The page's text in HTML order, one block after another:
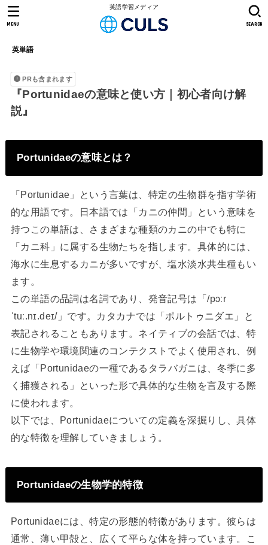
英語学習メディア
英単語
SEARCH
MENU
PRも含まれます
『Portunidaeの意味と使い方｜初心者向け解
説』
Portunidaeの意味とは？
「Portunidae」という言葉は、特定の生物群を指す学術
的な用語です。日本語では「カニの仲間」という意味を
持つこの単語は、さまざまな種類のカニの中でも特に
「カニ科」に属する生物たちを指します。具体的には、
海水に生息するカニが多いですが、塩水淡水共生種もい
ます。
この単語の品詞は名詞であり、発音記号は「/pɔːr
ˈtuː.nɪ.deɪ/」です。カタカナでは「ポルトゥニダエ」と
表記されることもあります。ネイティブの会話では、特
に生物学や環境関連のコンテクストでよく使用され、例
えば「Portunidaeの一種であるタラバガニは、冬季に多
く捕獲される」といった形で具体的な生物を言及する際
に使われます。
以下では、Portunidaeについての定義を深掘りし、具体
的な特徴を理解していきましょう。
Portunidaeの生物学的特徴
Portunidaeには、特定の形態的特徴があります。彼らは
通常、薄い甲殻と、広くて平らな体を持っています。こ